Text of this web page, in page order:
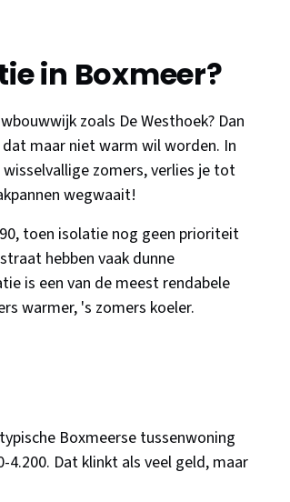
in Boxmeer?
zoals De Westhoek? Dan
maar niet warm wil worden. In
zomers, verlies je tot
wegwaait!
toen isolatie nog geen prioriteit
hebben vaak dunne
is een van de meest rendabele
warmer, 's zomers koeler.
Boxmeerse tussenwoning
Dat klinkt als veel geld, maar